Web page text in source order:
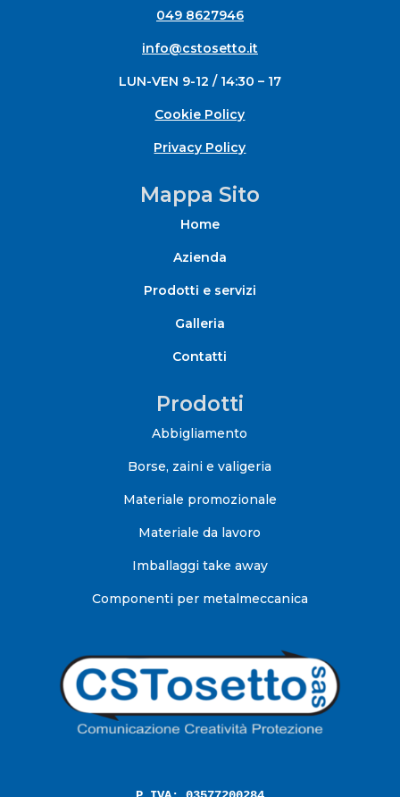
049 8627946
info@cstosetto.it
LUN-VEN 9-12 / 14:30 – 17
Cookie Policy
Privacy Policy
Mappa Sito
Home
Azienda
Prodotti e servizi
Galleria
Contatti
Prodotti
Abbigliamento
Borse, zaini e valigeria
Materiale promozionale
Materiale da lavoro
Imballaggi take away
Componenti per metalmeccanica